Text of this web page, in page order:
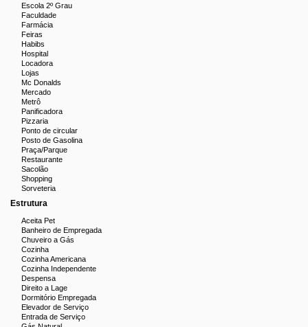
Escola 2º Grau
Faculdade
Farmácia
Feiras
Habibs
Hospital
Locadora
Lojas
Mc Donalds
Mercado
Metrô
Panificadora
Pizzaria
Ponto de circular
Posto de Gasolina
Praça/Parque
Restaurante
Sacolão
Shopping
Sorveteria
Estrutura
Aceita Pet
Banheiro de Empregada
Chuveiro a Gás
Cozinha
Cozinha Americana
Cozinha Independente
Despensa
Direito a Lage
Dormitório Empregada
Elevador de Serviço
Entrada de Serviço